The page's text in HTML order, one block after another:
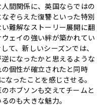
間関係に、英国ならではの
ぞらえた復讐といった特別
難解なストーリー展開に翻
ェイの強い絆が築かれてい
て、新しいシーズンでは、
になったかと思えるような
個性が確立されたと同時
ったことを感じさせる。
ホブソンも交えてチームと
のも大きな魅力。